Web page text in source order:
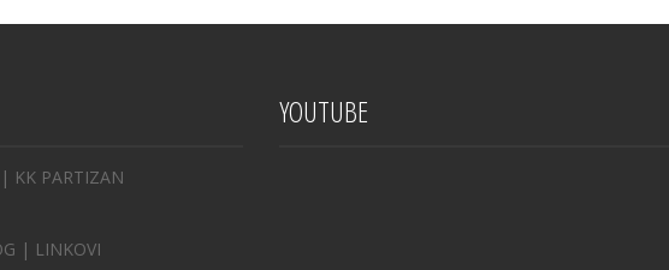
| KK PARTIZAN
| LINKOVI
YOUTUBE